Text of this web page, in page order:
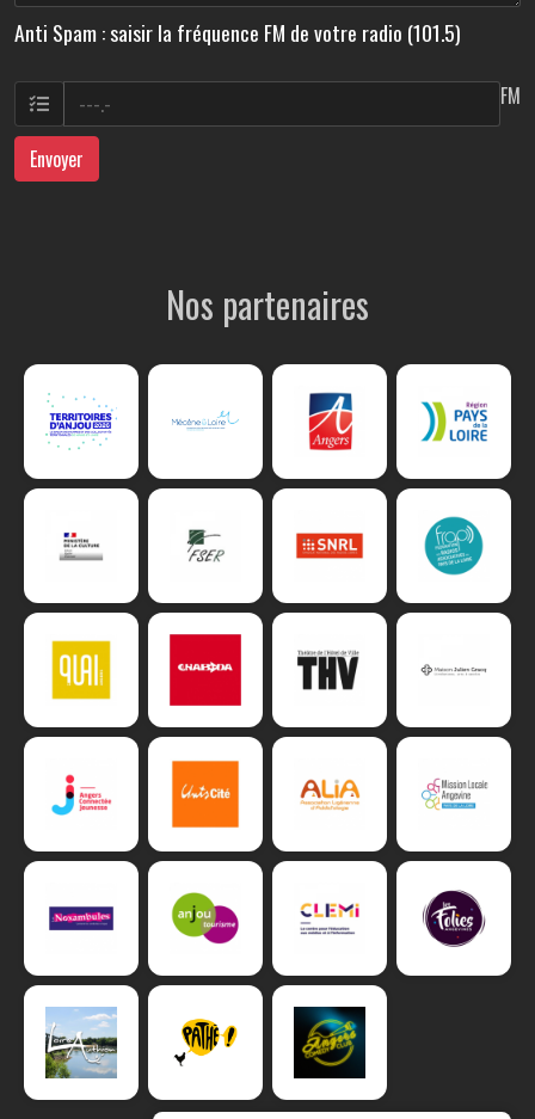
Anti Spam : saisir la fréquence FM de votre radio (101.5)
FM
Envoyer
Nos partenaires